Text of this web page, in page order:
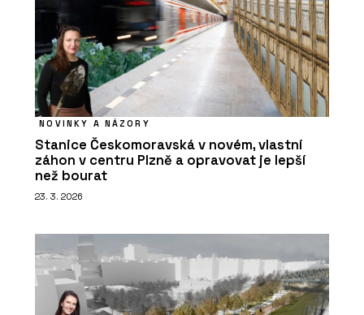
NOVINKY A NÁZORY
Stanice Českomoravská v novém, vlastní
záhon v centru Plzně a opravovat je lepší
než bourat
23. 3. 2026